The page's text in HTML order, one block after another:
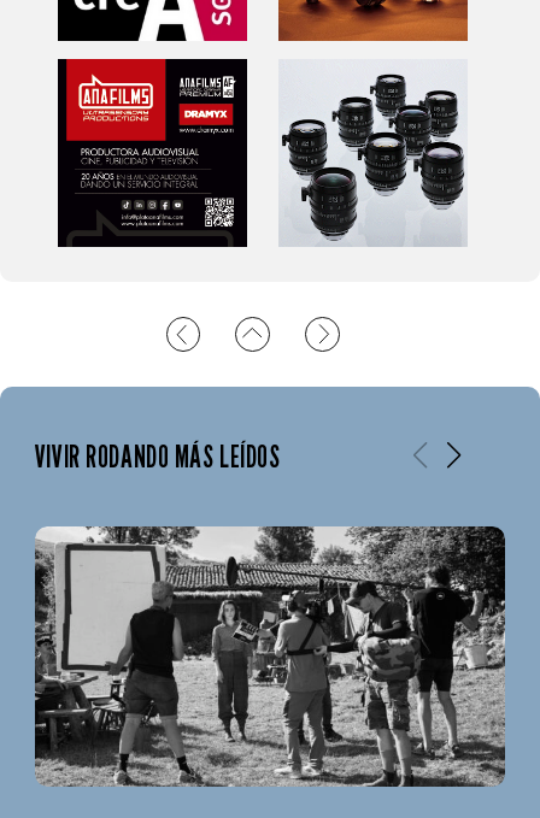
VIVIR RODANDO MÁS LEÍDOS